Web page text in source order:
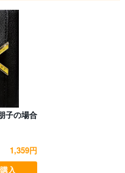
子の場合
1,359円
入